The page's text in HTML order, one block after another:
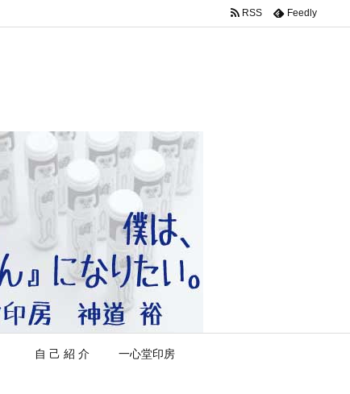
自 己 紹 介 一心堂印房
RSS Feedly